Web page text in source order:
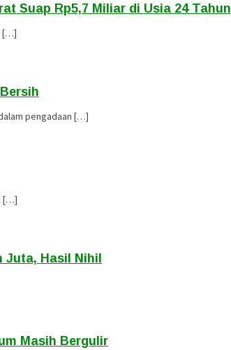
Suap Rp5,7 Miliar di Usia 24 Tahun
[…]
pengadaan […]
[…]
Juta, Hasil Nihil
Masih Bergulir